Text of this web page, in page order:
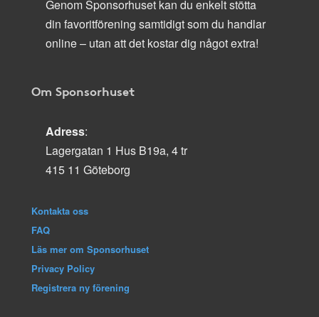
Genom Sponsorhuset kan du enkelt stötta
din favoritförening samtidigt som du handlar
online – utan att det kostar dig något extra!
Om Sponsorhuset
Adress:
Lagergatan 1 Hus B19a, 4 tr
415 11 Göteborg
Kontakta oss
FAQ
Läs mer om Sponsorhuset
Privacy Policy
Registrera ny förening